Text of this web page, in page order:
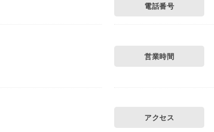
電話番号
営業時間
アクセス